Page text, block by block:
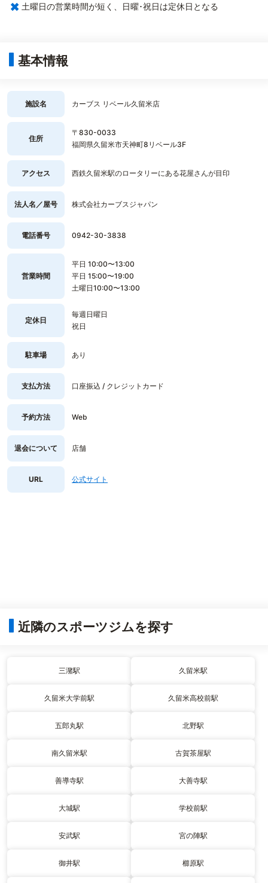
× 土曜日の営業時間が短く、日曜･祝日は定休日となる
基本情報
施設名 カーブス リベール久留米店
住所
〒830-0033
福岡県久留米市天神町8リベール3F
アクセス 西鉄久留米駅のロータリーにある花屋さんが目印
法人名／屋号 株式会社カーブスジャパン
電話番号 0942-30-3838
営業時間
平日 10:00〜13:00
平日 15:00〜19:00
土曜日10:00〜13:00
定休日
毎週日曜日
祝日
駐車場 あり
支払方法 口座振込 / クレジットカード
予約方法 Web
退会について 店舗
URL 公式サイト
近隣のスポーツジムを探す
三潴駅 久留米駅
久留米大学前駅 久留米高校前駅
五郎丸駅 北野駅
南久留米駅 古賀茶屋駅
善導寺駅 大善寺駅
大城駅 学校前駅
安武駅 宮の陣駅
御井駅 櫛原駅